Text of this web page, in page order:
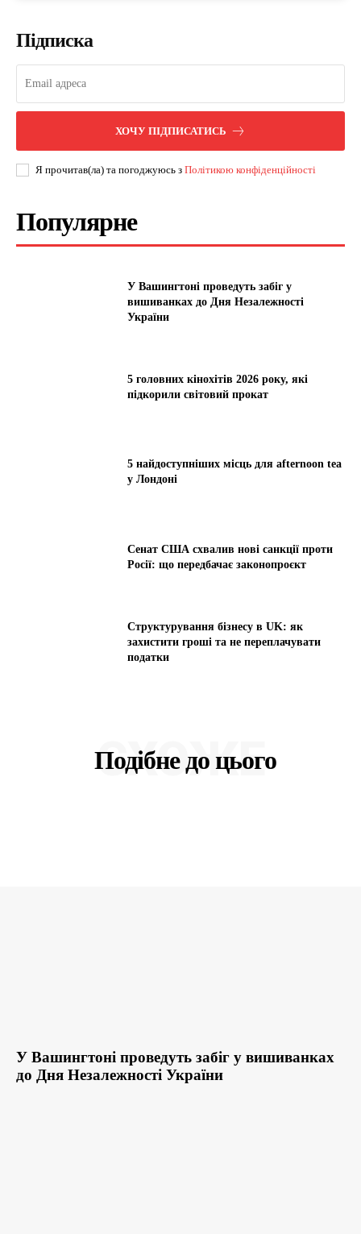
Підписка
ХОЧУ ПІДПИСАТИСЬ
Я прочитав(ла) та погоджуюсь з Політикою конфіденційності
Популярне
У Вашингтоні проведуть забіг у
вишиванках до Дня Незалежності
України
5 головних кінохітів 2026 року, які
підкорили світовий прокат
5 найдоступніших місць для afternoon tea
у Лондоні
Сенат США схвалив нові санкції проти
Росії: що передбачає законопроєкт
Структурування бізнесу в UK: як
захистити гроші та не переплачувати
податки
Подібне до цього
СХОЖЕ
У Вашингтоні проведуть забіг у вишиванках
до Дня Незалежності України